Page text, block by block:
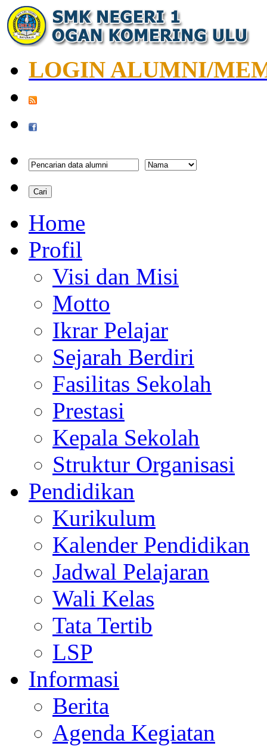
LOGIN ALUMNI/
Home
Profil
Visi dan Misi
Motto
Ikrar Pelajar
Sejarah Berdiri
Fasilitas Sekolah
Prestasi
Kepala Sekolah
Struktur Organisasi
Pendidikan
Kurikulum
Kalender Pendidikan
Jadwal Pelajaran
Wali Kelas
Tata Tertib
LSP
Informasi
Berita
Agenda Kegiatan